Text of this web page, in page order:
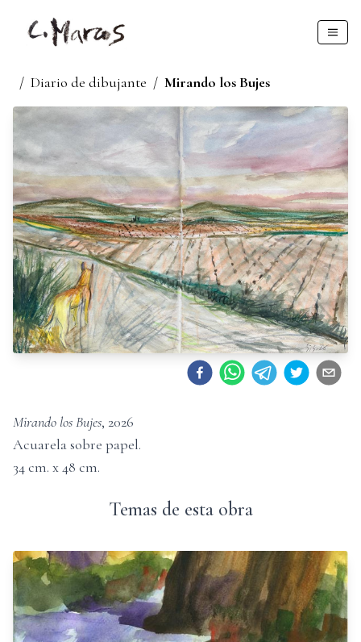
/ Diario de dibujante / Mirando los Bujes
Mirando los Bujes, 2026
Acuarela sobre papel.
34cm. x48 cm.
Temas de esta obra